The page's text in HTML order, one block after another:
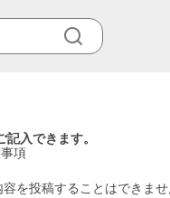
入できます。
項
を投稿することはできませ